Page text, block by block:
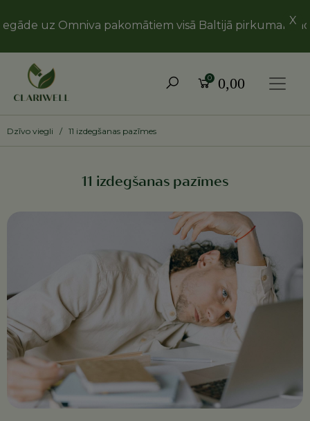
X
uz Omniva pakomātiem visā Baltijā pirkumam no
0,00
0
Dzīvo viegli / 11 izdegšanas pazīmes
11 izdegšanas pazīmes